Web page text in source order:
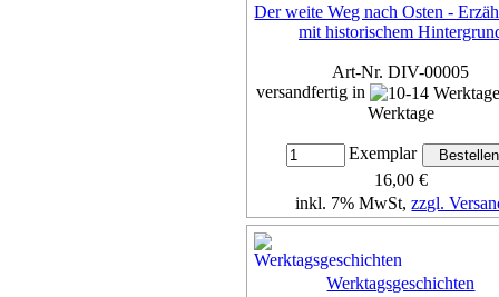
Der weite Weg nach Osten -
mit historischem
Art-Nr. DIV-00005
versandfertig in
Werktage
Exemplar
16,00 €
inkl. 7% MwSt,zzgl.
Werktagsgeschichten